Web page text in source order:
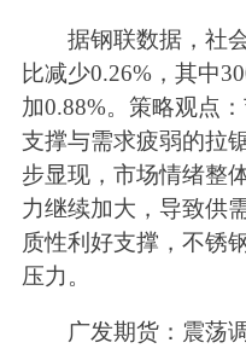
据钢联数据，社
比减少0.26%，其中
加0.88%。策略观点
支撑与需求疲弱的拉
步显现，市场情绪整
力继续加大，导致供
质性利好支撑，不锈
压力。
广发期货：震荡